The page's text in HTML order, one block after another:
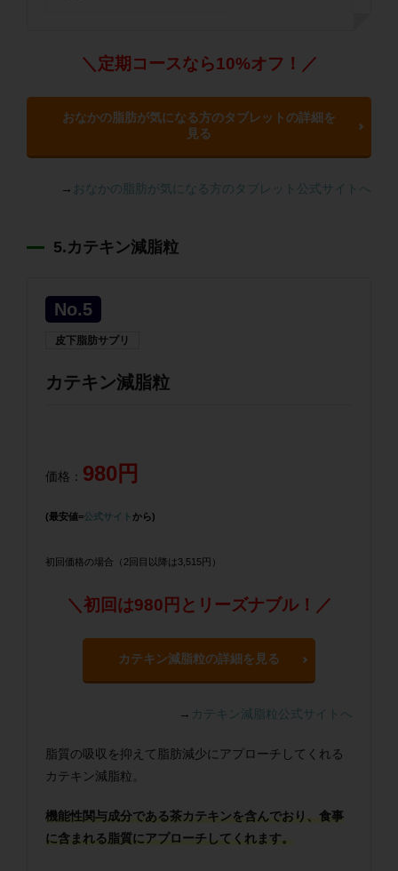
＼定期コースなら10%オフ！／
おなかの脂肪が気になる方のタブレットの詳細を
見る
→ おなかの脂肪が気になる方のタブレット公式サイトへ
5.カテキン減脂粒
No.5
皮下脂肪サプリ
カテキン減脂粒
価格： 980円
(最安値=公式サイト から)
初回価格の場合（2回目以降は3,515円）
＼初回は980円とリーズナブル！／
カテキン減脂粒の詳細を見る
→ カテキン減脂粒公式サイトへ
脂質の吸収を抑えて脂肪減少にアプローチしてくれる
カテキン減脂粒。
機能性関与成分である茶カテキンを含んでおり、食事
に含まれる脂質にアプローチしてくれます。